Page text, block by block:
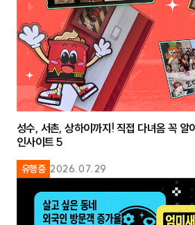
유행중 2026.07.29
성수, 서촌, 상하이까지! 직접 다녀옴 꼭 알
인사이트 5